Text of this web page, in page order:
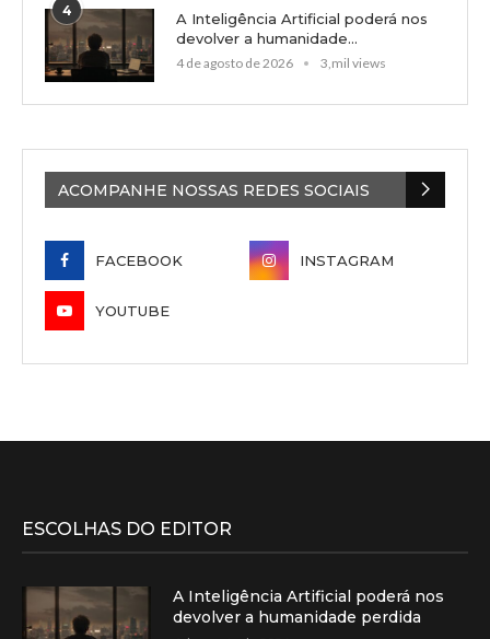
4
A Inteligência Artificial poderá nos
devolver a humanidade...
4 de agosto de 2026 3,mil views
ACOMPANHE NOSSAS REDES SOCIAIS
FACEBOOK INSTAGRAM
YOUTUBE
ESCOLHAS DO EDITOR
A Inteligência Artificial poderá nos
devolver a humanidade perdida